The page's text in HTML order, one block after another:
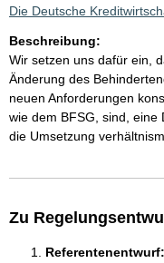
Die Deutsche
Beschreibung:
Wir setzen uns dafür ein,
Änderung des
neuen Anforderungen
wie dem BFSG, sind, eine
die Umsetzung
Zu
Referentenentwurf: